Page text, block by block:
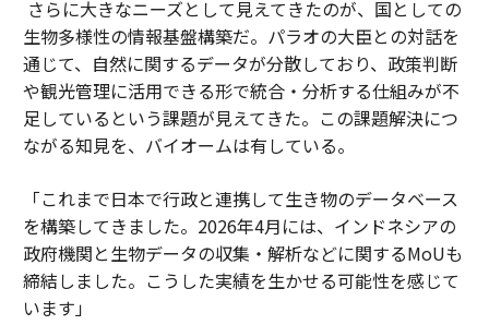
さらに大きなニーズとして見えてきたのが、国としての
生物多様性の情報基盤構築だ。パラオの大臣との対話を
通じて、自然に関するデータが分散しており、政策判断
や観光管理に活用できる形で統合・分析する仕組みが不
足しているという課題が見えてきた。この課題解決につ
ながる知見を、バイオームは有している。
「これまで日本で行政と連携して生き物のデータベース
を構築してきました。2026年4月には、インドネシアの
政府機関と生物データの収集・解析などに関するMoUも
締結しました。こうした実績を生かせる可能性を感じて
います」